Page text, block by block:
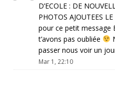
D’ECOLE : DE
PHOTOS AJOUTEES
pour ce petit message
t’avons pas oubliée
passer nous voir un
Mar 1, 22:10